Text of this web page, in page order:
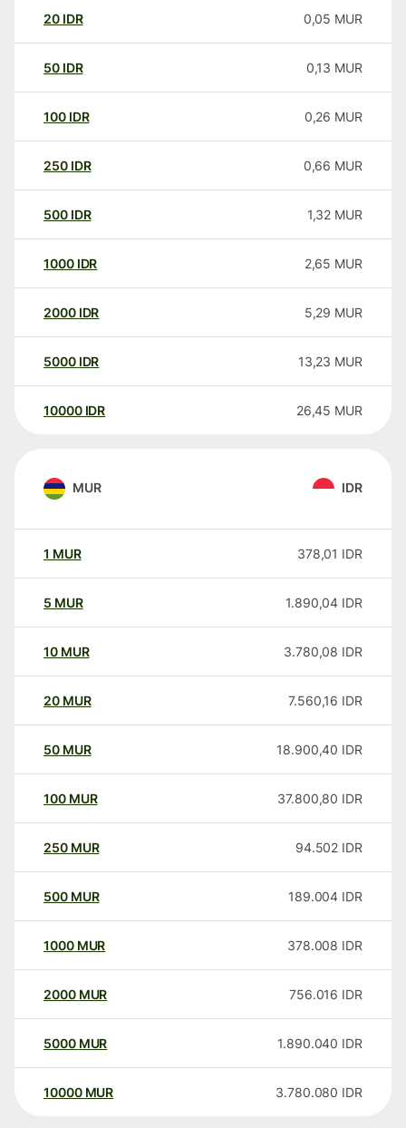
20 IDR 0,05 MUR
50 IDR 0,13 MUR
100 IDR 0,26 MUR
250 IDR 0,66 MUR
500 IDR 1,32 MUR
1000 IDR 2,65 MUR
2000 IDR 5,29 MUR
5000 IDR 13,23 MUR
10000 IDR 26,45 MUR
MUR IDR
1 MUR 378,01 IDR
5 MUR 1.890,04 IDR
10 MUR 3.780,08 IDR
20 MUR 7.560,16 IDR
50 MUR 18.900,40 IDR
100 MUR 37.800,80 IDR
250 MUR 94.502 IDR
500 MUR 189.004 IDR
1000 MUR 378.008 IDR
2000 MUR 756.016 IDR
5000 MUR 1.890.040 IDR
10000 MUR 3.780.080 IDR